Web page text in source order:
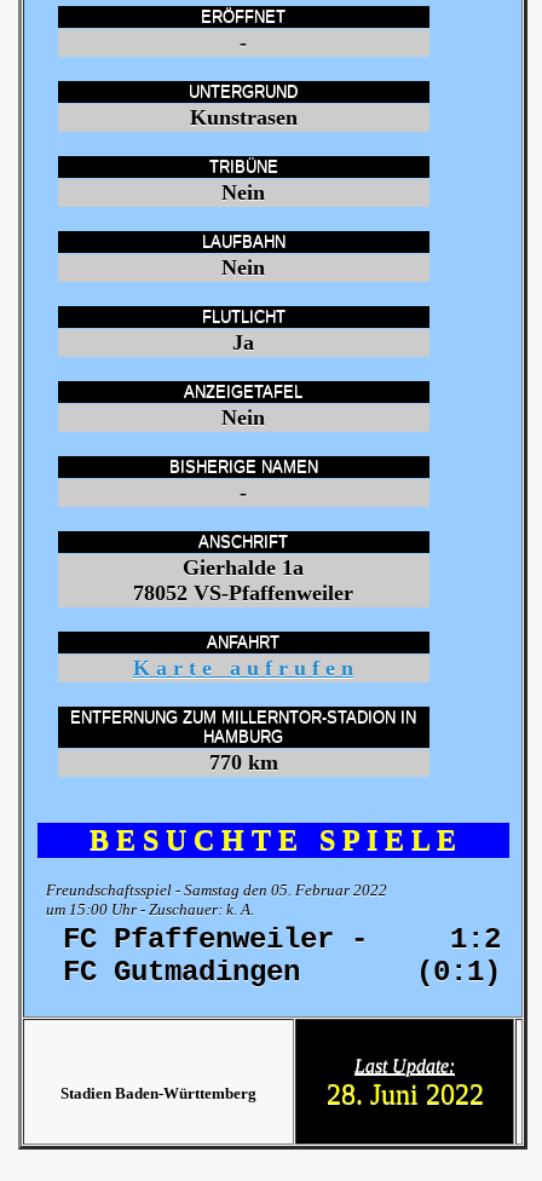
ERÖFFNET
-
UNTERGRUND
Kunstrasen
TRIBÜNE
Nein
LAUFBAHN
Nein
FLUTLICHT
Ja
ANZEIGETAFEL
Nein
BISHERIGE NAMEN
-
ANSCHRIFT
Gierhalde 1a
78052 VS-Pfaffenweiler
ANFAHRT
K a r t e a u f r u f e n
ENTFERNUNG ZUM MILLERNTOR-STADION IN
HAMBURG
770 km
B E S U C H T E S P I E L E
Freundschaftsspiel - Samstag den 05. Februar 2022
um 15:00 Uhr - Zuschauer: k. A.
FC Pfaffenweiler -
FC Gutmadingen
1:2
(0:1)
Stadien Baden-Württemberg
Last Update:
28. Juni 2022